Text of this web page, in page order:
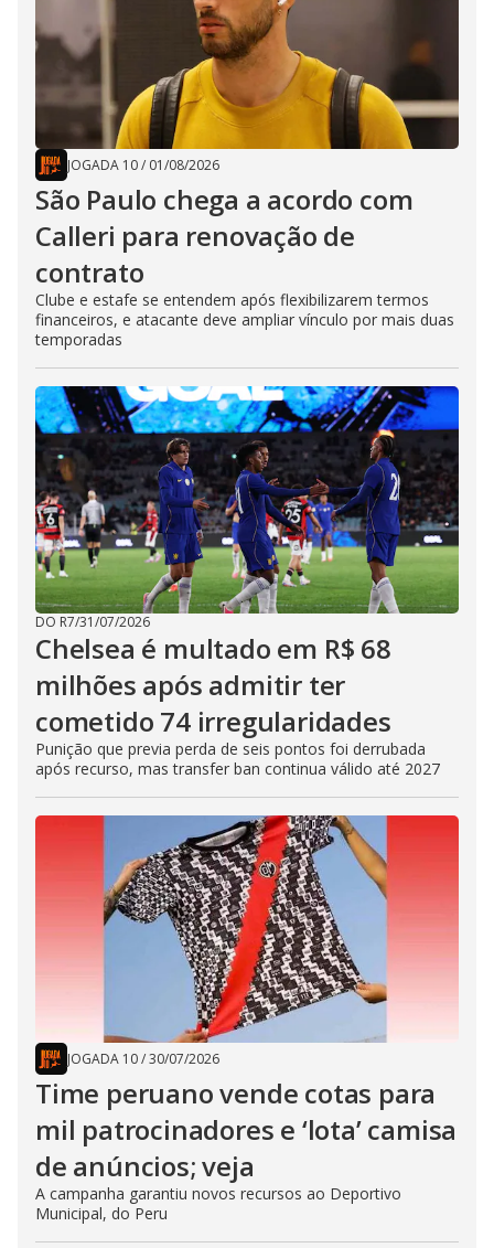
JOGADA 10/ 01/08/2026
São Paulo chega a acordo com
Calleri para renovação de
contrato
Clube e estafe se entendem após flexibilizarem termos
financeiros, e atacante deve ampliar vínculo por mais duas
temporadas
DO R7/31/07/2026
Chelsea é multado em R$ 68
milhões após admitir ter
cometido 74 irregularidades
Punição que previa perda de seis pontos foi derrubada
após recurso, mas transfer ban continua válido até 2027
JOGADA 10/30/07/2026
Time peruano vende cotas para
mil patrocinadores e ‘lota’ camisa
de anúncios; veja
A campanha garantiu novos recursos ao Deportivo
Municipal, do Peru